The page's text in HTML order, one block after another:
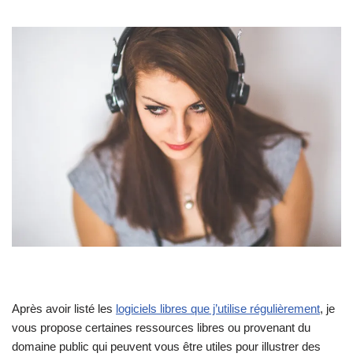
Après avoir listé les logiciels libres que j’utilise régulièrement, je
vous propose certaines ressources libres ou provenant du
domaine public qui peuvent vous être utiles pour illustrer des